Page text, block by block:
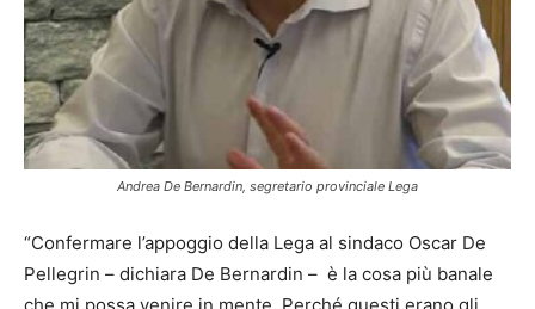
Andrea De Bernardin, segretario provinciale Lega
“Confermare l’appoggio della Lega al sindaco Oscar De
Pellegrin – dichiara De Bernardin – è la cosa più banale
che mi possa venire in mente. Perché questi erano gli